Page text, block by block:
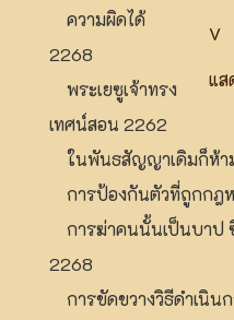
V
แส
ความผิดได้
2268
พระเยซูเจ้าทรง
เทศน์สอน 2262
ในพันธสัญญาเดิมก็ห้า
การป้องกันตัวที่ถูกกฎ
การฆ่าคนนั้นเป็นบาป
2268
การขัดขวางวิธีดำเนิน